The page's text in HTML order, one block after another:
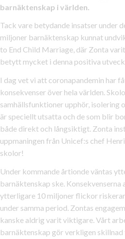
barnäktenskap i världen.
Tack vare betydande insatser under
miljoner barnäktenskap kunnat
to End Child Marriage, där Zonta
betytt mycket i denna positiva
I dag vet vi att coronapandemin har
konsekvenser över hela världen.
samhällsfunktioner upphör, isolering
är speciellt utsatta och de som blir
både direkt och långsiktigt. Zonta
uppmaningen från Unicef:s chef
skolor!
Under kommande årtionde väntas
barnäktenskap ske.
ytterligare 10 miljoner flickor
under samma period. Zontas
kanske aldrig varit viktigare. Vårt
barnäktenskap gör verkligen